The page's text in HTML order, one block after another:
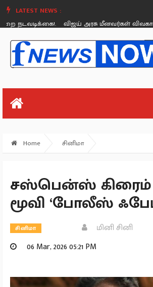
LATEST NEWS :
விஜய் அரசு மீனவர்கள்
Sunday, August 26
Home சினிமா
சஸ்பென்ஸ் கிரைம்
மூவி ‘போலீஸ்
சினிமா
மினி சினி
06 Mar, 2026 05:21 PM